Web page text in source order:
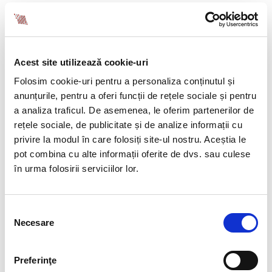
Acest site utilizează cookie-uri
Folosim cookie-uri pentru a personaliza conținutul și
anunțurile, pentru a oferi funcții de rețele sociale și pentru
a analiza traficul. De asemenea, le oferim partenerilor de
rețele sociale, de publicitate și de analize informații cu
privire la modul în care folosiți site-ul nostru. Aceștia le
pot combina cu alte informații oferite de dvs. sau culese
în urma folosirii serviciilor lor.
consimțământului
Necesare
Preferinţe
impuse de Ordonanta de urgenta (pe care le vom
enumera mai jos), sunt asigurate in perioada
enuntata anterior in sistemul asigurarilor sociale
CAM – Reducerea cotei contributiei asiguratorii
pentru munca in sensul ca angajatorii vor
datorata in perioada de acordare a facilitatilor
fiscale doar procentul (din CAM) care se face
venit la Fondul de garantare pentru plata
creantelor salariale. Reamintim ca din
contributia asiguratorie pentru munca incasata
la bugetul de stat se distribuie lunar o cota de
15% , care se face venit la Fondul de garantare
0.3375%.
Conditiile impuse de ordonanta de urgenta pentru a